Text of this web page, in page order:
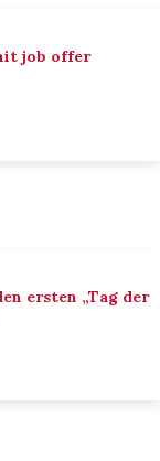
job offer
ersten „Tag der